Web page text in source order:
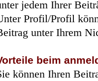
jedem Ihrer
Profil/Profil
unter Ihrem
beim
können Ihren